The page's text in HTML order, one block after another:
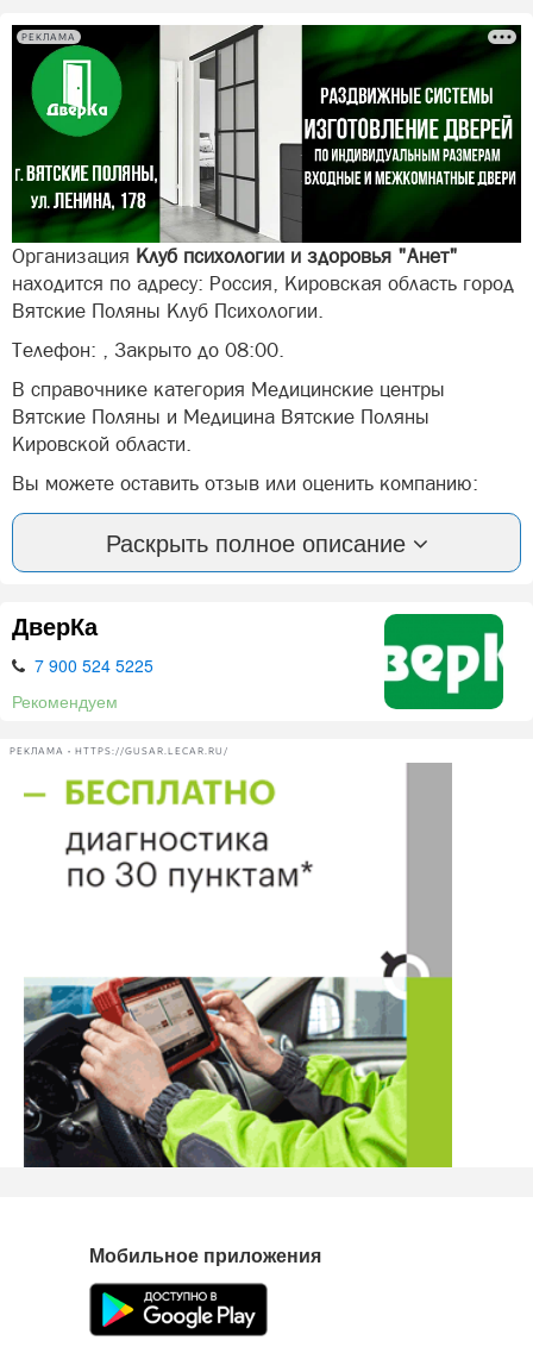
РЕКЛАМА
Организация Клуб психологии и здоровья "Анет"
находится по адресу: Россия, Кировская область город
Вятские Поляны Клуб Психологии.
Телефон: , Закрыто до 08:00.
В справочнике категория Медицинские центры
Вятские Поляны и Медицина Вятские Поляны
Кировской области.
Вы можете оставить отзыв или оценить компанию:
Клуб психологии и здоровья "Анет" Вятские Поляны.
А так же, задать вопрос представителями фирмы: Клуб
психологии и здоровья "Анет" в Вятских Полян.
Здравствуйте! Я Анна - психолог, цифровой психолог,
массажист и консультант по питанию
Моя цель - это помочь разобраться в своих проблемах
Помогу найти свои внутренние ресурсы, осознать ранее
подавленные переживания и стереотипы поведения,
справляться.
Мои услуги:
Дети-родители
Выявление талантов у детей
Работа с подростками
Личная реализация
Здоровье через психологию
Групповые мероприятия
Раскрыть полное описание
ДверКа
7 900 524 5225
Рекомендуем
РЕКЛАМА • HTTPS://GUSAR.LECAR.RU/
Мобильное приложения